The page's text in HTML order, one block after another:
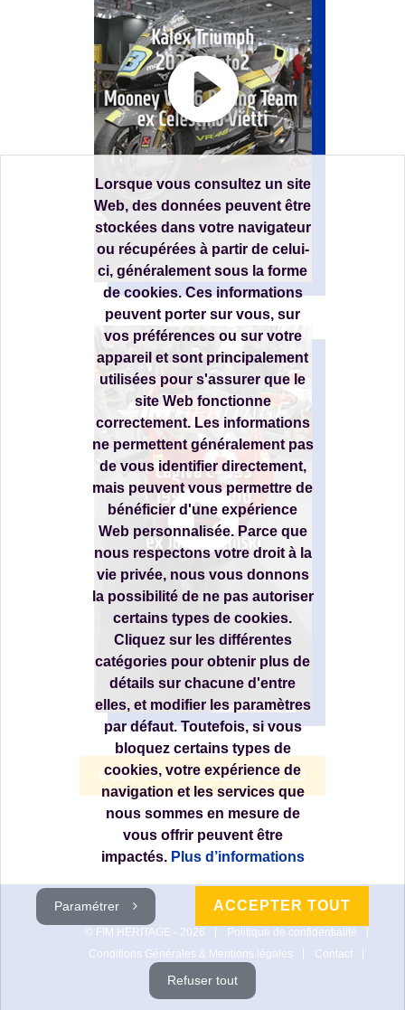
VOIR TOUTES LES VIDÉOS
© FIM HERITAGE - 2026
Politique de confidentialité
Conditions Générales & Mentions légales
Contact
Cookies
Lorsque vous consultez un site
Web, des données peuvent être
stockées dans votre navigateur
ou récupérées à partir de celui-
ci, généralement sous la forme
de cookies. Ces informations
peuvent porter sur vous, sur
vos préférences ou sur votre
appareil et sont principalement
utilisées pour s'assurer que le
site Web fonctionne
correctement. Les informations
ne permettent généralement pas
de vous identifier directement,
mais peuvent vous permettre de
bénéficier d'une expérience
Web personnalisée. Parce que
nous respectons votre droit à la
vie privée, nous vous donnons
la possibilité de ne pas autoriser
certains types de cookies.
Cliquez sur les différentes
catégories pour obtenir plus de
détails sur chacune d'entre
elles, et modifier les paramètres
par défaut. Toutefois, si vous
bloquez certains types de
cookies, votre expérience de
navigation et les services que
nous sommes en mesure de
vous offrir peuvent être
impactés. Plus d’informations
Paramétrer ACCEPTER TOUT
Refuser tout